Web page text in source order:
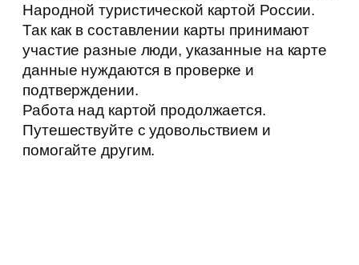
Народной туристической картой России.
Так как в составлении карты принимают
участие разные люди, указанные на карте
данные нуждаются в проверке и
подтверждении.
Работа над картой продолжается.
Путешествуйте с удовольствием и
помогайте другим.